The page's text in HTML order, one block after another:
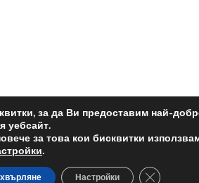
за да Ви предоставим най-
уебсайт.
за това кои бисквитки
.
Настройки Close